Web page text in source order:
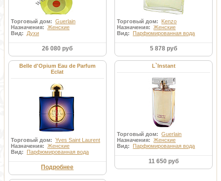
Торговый дом: Guerlain
Назначения: Женские
Вид: Духи
26 080 руб
Торговый дом: Kenzo
Назначения:Женские
Вид: Парфюмированная вода
5 878 руб
Belle d'Opium Eau de Parfum
Eclat
Торговый дом: Yves Saint Laurent
Назначения: Женские
Вид: Парфюмированная вода
Подробнее
L`Instant
Торговый дом:Guerlain
Назначения:Женские
Вид: Парфюмированная вода
11 650 руб